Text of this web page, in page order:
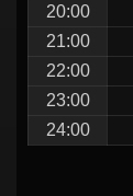
20:00
21:00
22:00
23:00
24:00